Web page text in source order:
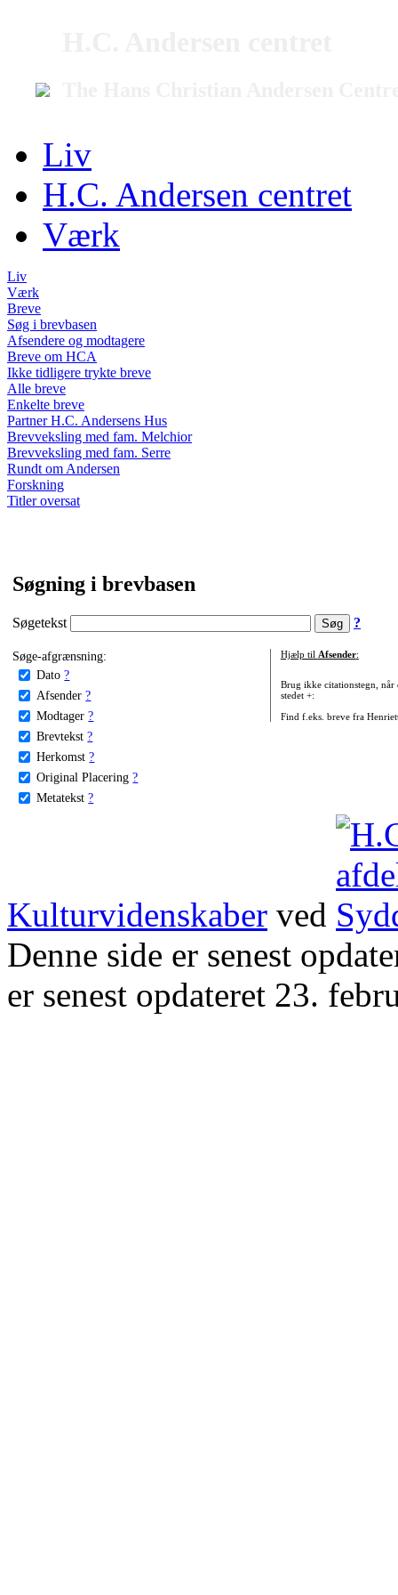
Liv
H.C. Andersen centret
Værk
Liv
Værk
Breve
Søg i brevbasen
Afsendere og modtagere
Breve om HCA
Ikke tidligere trykte breve
Alle breve
Enkelte breve
Partner H.C. Andersens Hus
Brevveksling med fam. Melchior
Brevveksling med fam. Serre
Rundt om Andersen
Forskning
Titler oversat
Søgning i brevbasen
Søgetekst ?
Søge-afgrænsning:
Dato ?
Afsender ?
Modtager ?
Brevtekst ?
Herkomst ?
Original Placering ?
Metatekst ?
Hjælp til Afsender:
Brug ikke citationstegn, når
stedet +:
Find f.eks. breve fra
Kulturvidenskaber ved
Denne side er senest
er senest opdateret 23.